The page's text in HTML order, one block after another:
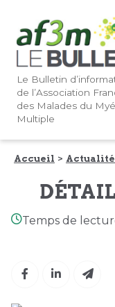
Lien
vers
navigation
principale
Lien
vers
contenu
principal
Le Bulletin
de l’Association
des Malades du
Multiple
Accueil
Temps de